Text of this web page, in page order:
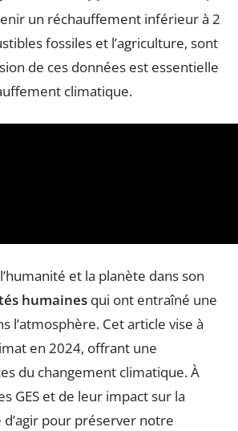
un réchauffement inférieur à 2
fossiles et l’agriculture, sont
de ces données est essentielle
climatique.
et la planète dans son
humaines qui ont entraîné une
l’atmosphère. Cet article vise à
en 2024, offrant une
du changement climatique. À
GES et de leur impact sur la
pour préserver notre